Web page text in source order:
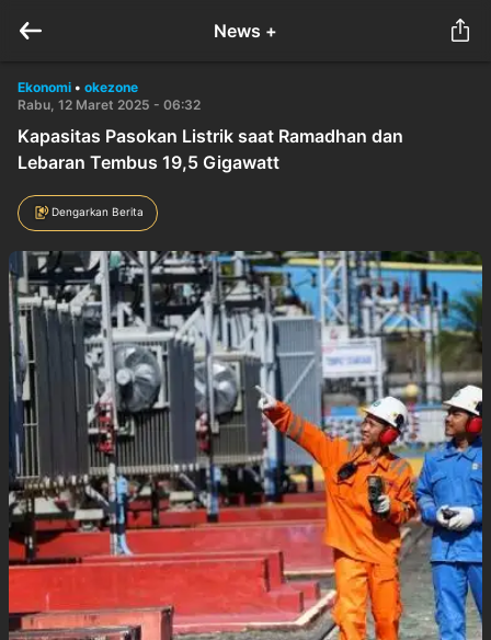
News +
Ekonomi • okezone
Rabu, 12 Maret 2025 - 06:32
Kapasitas Pasokan Listrik saat Ramadhan dan
Lebaran Tembus 19,5 Gigawatt
Dengarkan Berita